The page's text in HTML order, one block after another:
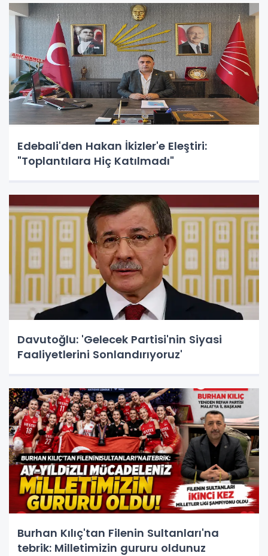
Edebali'den Hakan İkizler'e Eleştiri:
"Toplantılara Hiç Katılmadı"
Davutoğlu: 'Gelecek Partisi'nin Siyasi
Faaliyetlerini Sonlandırıyoruz'
Burhan Kılıç'tan Filenin Sultanları'na
tebrik: Milletimizin gururu oldunuz